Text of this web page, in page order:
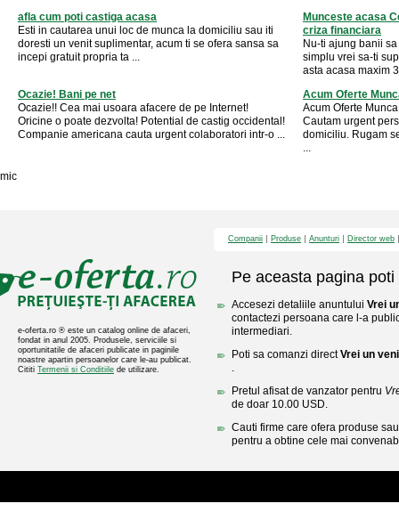
afla cum poti castiga acasa
Esti in cautarea unui loc de munca la domiciliu sau iti
doresti un venit suplimentar, acum ti se ofera sansa sa
incepi gratuit propria ta ...
Munceste acasa
criza financiara
Nu-ti ajung banii
simplu vrei sa-ti
asta acasa maxim
Ocazie! Bani pe net
Ocazie!! Cea mai usoara afacere de pe Internet!
Oricine o poate dezvolta! Potential de castig occidental!
Companie americana cauta urgent colaboratori intr-o ...
Acum Oferte
Acum Oferte
Cautam urgent
domiciliu. Rugam
...
mic
e-oferta.ro ® este un catalog online de afaceri,
fondat in anul 2005. Produsele, serviciile si
oportunitatile de afaceri publicate in paginile
noastre apartin persoanelor care le-au publicat.
Cititi Termenii si Conditiile de utilizare.
Companii Produse Anunturi Director web
Pe aceasta pagina poti
Accesezi detaliile anuntului Vrei
contactezi persoana care l-a
intermediari.
Poti sa comanzi directVrei un
.
Pretul afisat de vanzator pentru
de doar 10.00 USD.
Cauti firme care ofera produse
pentru a obtine cele mai